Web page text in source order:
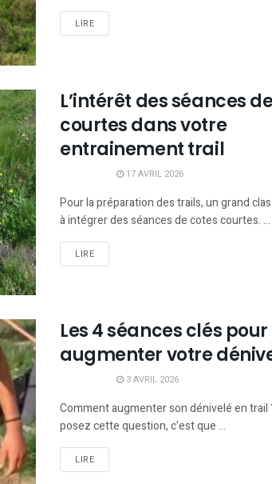
LIRE
L’intérêt des séances
courtes dans votre
entrainement trail
17 AVRIL 2026
Pour la préparation des trails, un grand
à intégrer des séances de cotes courtes. ...
LIRE
Les 4 séances clés pour
augmenter votre
3 AVRIL 2026
Comment augmenter son dénivelé en
posez cette question, c'est que ...
LIRE